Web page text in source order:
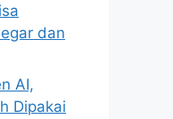
dan
AI,
Dipakai